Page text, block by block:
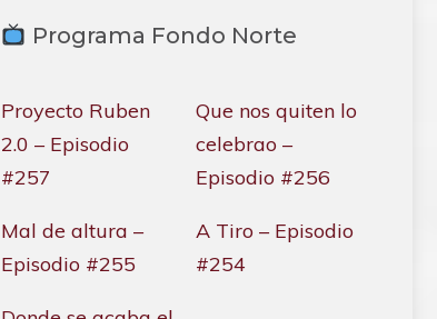
Programa Fondo Norte
Proyecto Ruben
2.0 – Episodio
#257
Que nos quiten lo
celebrao –
Episodio #256
Mal de altura –
Episodio #255
A Tiro – Episodio
#254